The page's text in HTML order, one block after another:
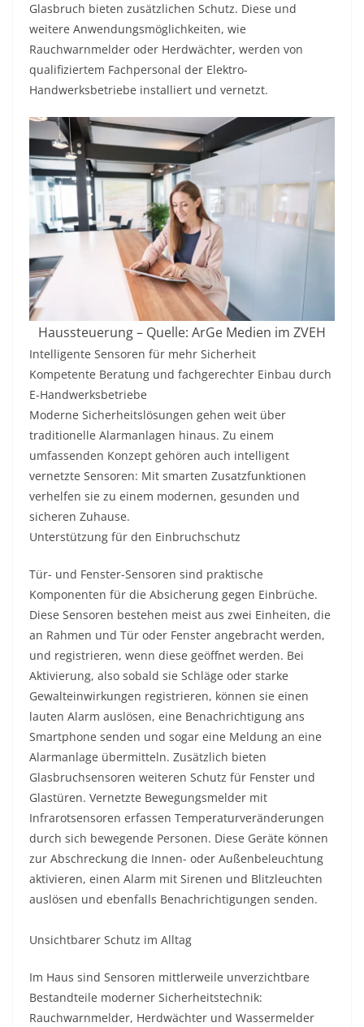
Glasbruch bieten zusätzlichen Schutz. Diese und
weitere Anwendungsmöglichkeiten, wie
Rauchwarnmelder oder Herdwächter, werden von
qualifiziertem Fachpersonal der Elektro-
Handwerksbetriebe installiert und vernetzt.
Haussteuerung – Quelle: ArGe Medien im ZVEH
Intelligente Sensoren für mehr Sicherheit
Kompetente Beratung und fachgerechter Einbau durch
E-Handwerksbetriebe
Moderne Sicherheitslösungen gehen weit über
traditionelle Alarmanlagen hinaus. Zu einem
umfassenden Konzept gehören auch intelligent
vernetzte Sensoren: Mit smarten Zusatzfunktionen
verhelfen sie zu einem modernen, gesunden und
sicheren Zuhause.
Unterstützung für den Einbruchschutz
Tür- und Fenster-Sensoren sind praktische
Komponenten für die Absicherung gegen Einbrüche.
Diese Sensoren bestehen meist aus zwei Einheiten, die
an Rahmen und Tür oder Fenster angebracht werden,
und registrieren, wenn diese geöffnet werden. Bei
Aktivierung, also sobald sie Schläge oder starke
Gewalteinwirkungen registrieren, können sie einen
lauten Alarm auslösen, eine Benachrichtigung ans
Smartphone senden und sogar eine Meldung an eine
Alarmanlage übermitteln. Zusätzlich bieten
Glasbruchsensoren weiteren Schutz für Fenster und
Glastüren. Vernetzte Bewegungsmelder mit
Infrarotsensoren erfassen Temperaturveränderungen
durch sich bewegende Personen. Diese Geräte können
zur Abschreckung die Innen- oder Außenbeleuchtung
aktivieren, einen Alarm mit Sirenen und Blitzleuchten
auslösen und ebenfalls Benachrichtigungen senden.
Unsichtbarer Schutz im Alltag
Im Haus sind Sensoren mittlerweile unverzichtbare
Bestandteile moderner Sicherheitstechnik:
Rauchwarnmelder, Herdwächter und Wassermelder